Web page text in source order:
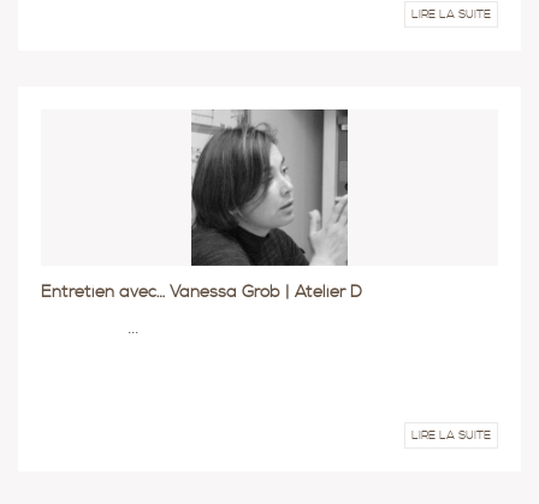
LIRE LA SUITE
Entretien avec… Vanessa Grob | Atelier D
...
LIRE LA SUITE